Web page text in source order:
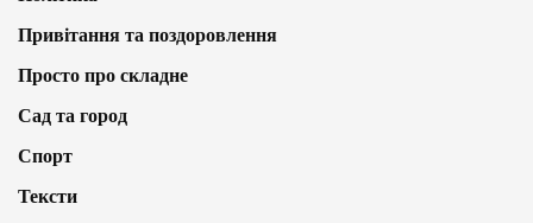
Привітання та поздоровлення
Просто про складне
Сад та город
Спорт
Тексти